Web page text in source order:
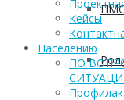
ПМО
Кейсы
Населению
ПО